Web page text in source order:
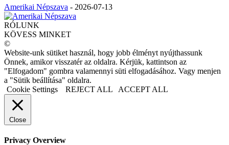
Amerikai Népszava - 2026-07-13
RÓLUNK
KÖVESS MINKET
©
Website-unk sütiket használ, hogy jobb élményt nyújthassunk
Önnek, amikor visszatér az oldalra. Kérjük, kattintson az
"Elfogadom" gombra valamennyi süti elfogadásához. Vagy menjen
a "Sütik beállítása" oldalra.
Cookie Settings
REJECT ALL ACCEPT ALL
Close
Privacy Overview